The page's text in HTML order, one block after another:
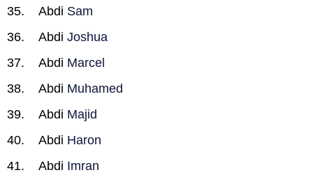
Abdi Sam
Abdi Joshua
Abdi Marcel
Abdi Muhamed
Abdi Majid
Abdi Haron
Abdi Imran